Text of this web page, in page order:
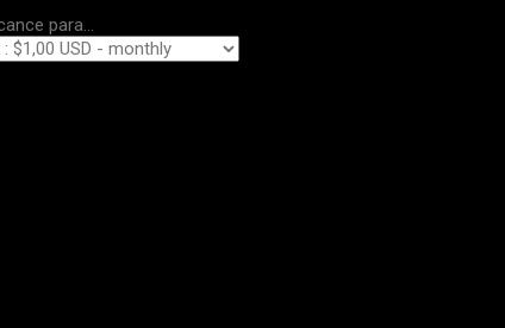
para...